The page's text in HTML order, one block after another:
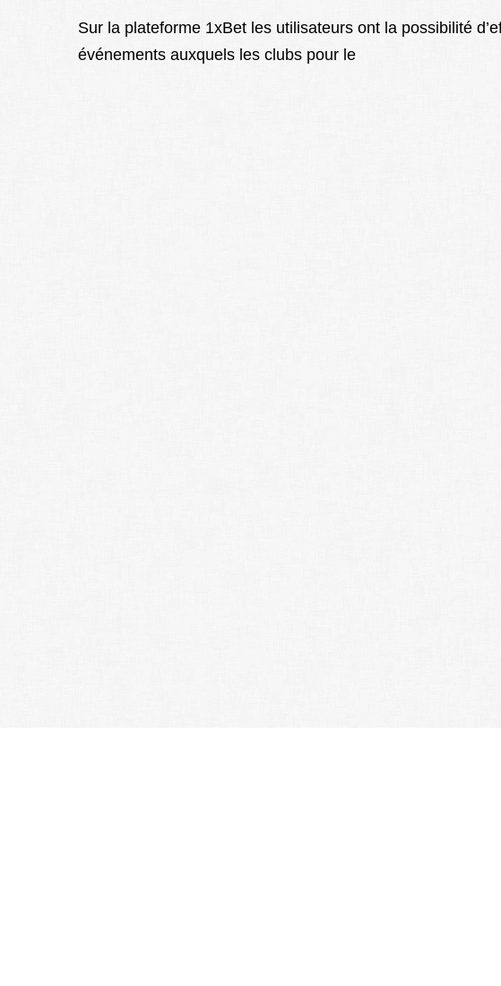
Sur la plateforme 1xBet les utilisateurs ont la possibilité
événements auxquels les clubs pour le